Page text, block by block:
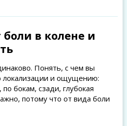
в колене и
Понять, с чем вы
локализации и ощущению:
бокам, сзади, глубокая
потому что от вида боли